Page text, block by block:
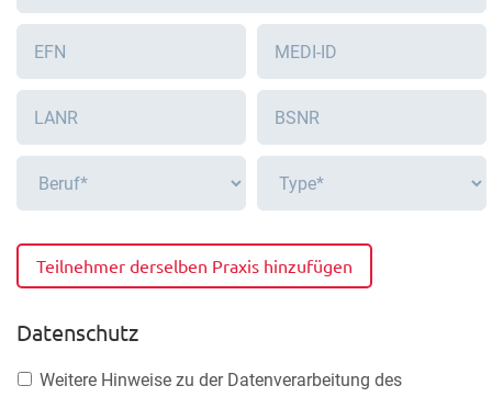
Teilnehmer derselben Praxis hinzufügen
Datenschutz
Weitere Hinweise zu der Datenverarbeitung des